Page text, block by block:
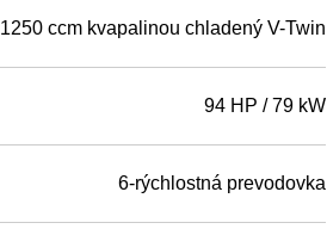
1250 ccm kvapalinou chladený V-Twin
94 HP / 79 kW
6-rýchlostná prevodovka